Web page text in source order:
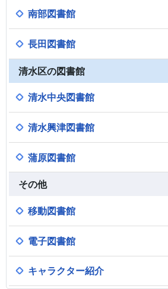
南部図書館
長田図書館
清水区の図書館
清水中央図書館
清水興津図書館
蒲原図書館
その他
移動図書館
電子図書館
キャラクター紹介